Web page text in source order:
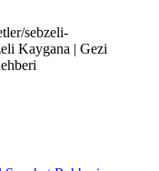
sebzeli-
Kaygana | Gezi